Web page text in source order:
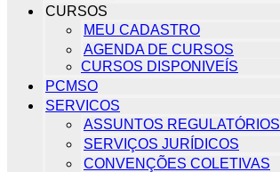
CURSOS
MEU CADASTRO
AGENDA DE CURSOS
CURSOS DISPONIVEÍS
PCMSO
SERVICOS
ASSUNTOS REGULATÓRIOS
SERVIÇOS JURÍDICOS
CONVENÇÕES COLETIVAS